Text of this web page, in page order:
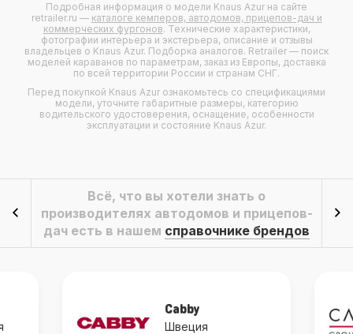
Подробная информация о модели Knaus Azur на сайте
retrailer.ru — каталоге кемперов, автодомов, прицепов-дач и
коммерческих фургонов. Технические характеристики,
фотографии интерьера и экстерьера, описание и отзывы
владельцев о Knaus Azur. Подборка аналогов. Retrailer — поиск
моделей караванов по параметрам, заказ из Европы, доставка
по всей территории России и странам СНГ.
Перед покупкой Knaus Azur ознакомьтесь со спецификациями
модели, уточните габаритные размеры, категорию
водительского удостоверения, оснащение, особенности
эксплуатации и состояние Knaus Azur.
Всё, что вы хотели знать о
производителях автодомов и прицепов-
дач есть в нашем справочнике брендов
Cabby
Швеция